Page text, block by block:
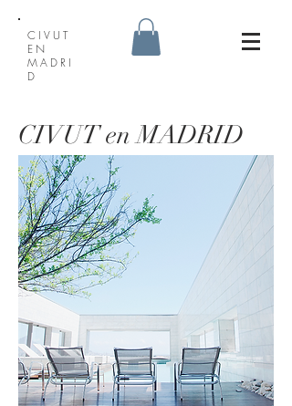
CIVUT
EN
MADRI
D
CIVUT en MADRID